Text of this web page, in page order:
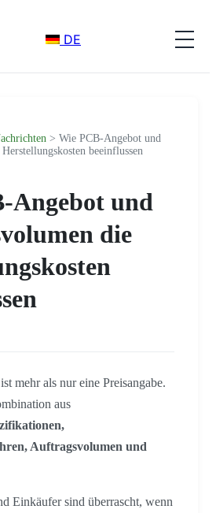
DE
> Wie PCB-Angebot und
beeinflussen
Angebot und
die
mehr als nur eine Preisangabe.
aus
Auftragsvolumen und
Einkäufer sind überrascht, wenn